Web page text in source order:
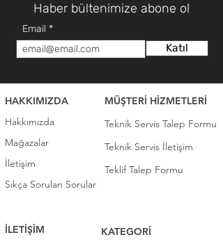
Haber bültenimize abone ol
Email
Katıl
HAKKIMIZDA
Hakkımızda
Mağazalar
İletişim
Sıkça Sorulan Sorular
MÜŞTERİ HİZMETLERİ
Teknik Servis Talep Formu
Teknik Servis İletişim
Teklif Talep Formu
İLETİŞİM
KATEGORİ